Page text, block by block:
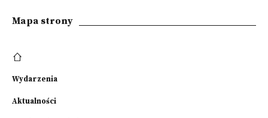
Mapa strony
Wydarzenia
Aktualności